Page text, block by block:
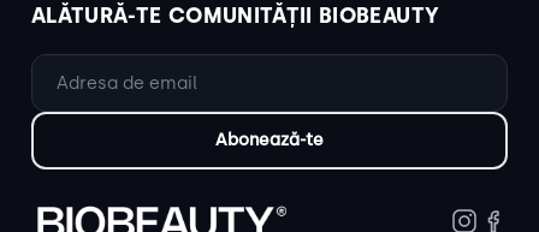
ALĂTURĂ-TE COMUNITĂȚII BIOBEAUTY